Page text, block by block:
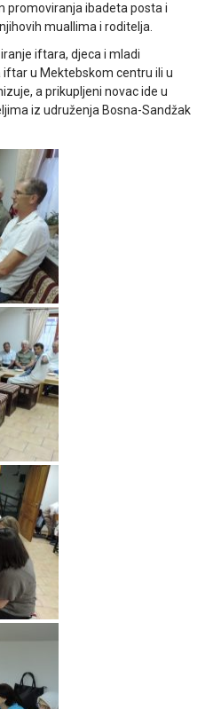
promoviranja ibadeta posta i
muallima i roditelja.
iftara, djeca i mladi
u Mektebskom centru ili u
a prikupljeni novac ide u
iz udruženja Bosna-Sandžak